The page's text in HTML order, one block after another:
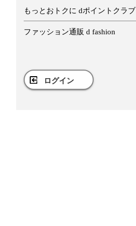
もっとおトクに dポイントクラブ
ファッション通販 d fashion
ログイン